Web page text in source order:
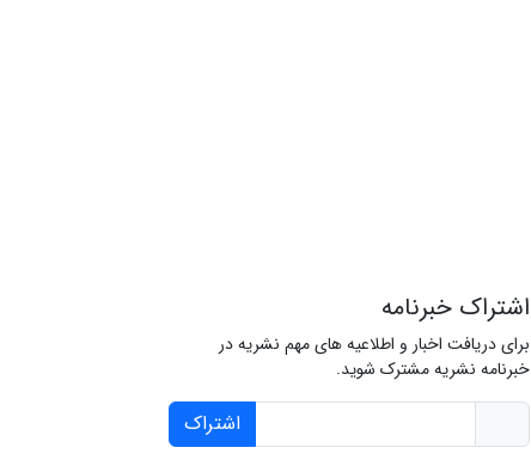
اشتراک خبرنامه
برای دریافت اخبار و اطلاعیه های مهم نشریه در
خبرنامه نشریه مشترک شوید.
اشتراک